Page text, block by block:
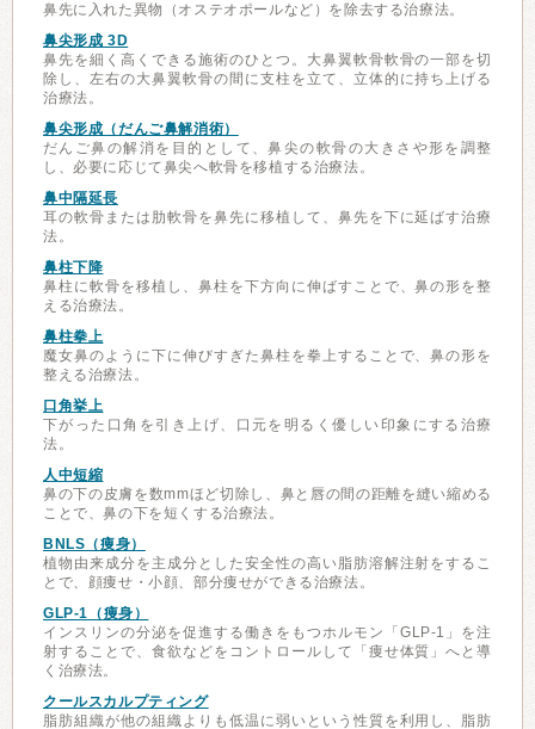
鼻先に入れた異物（オステオポールなど）を除去する治療法。
鼻尖形成 3D
鼻先を細く高くできる施術のひとつ。大鼻翼軟骨軟骨の一部を切
除し、左右の大鼻翼軟骨の間に支柱を立て、立体的に持ち上げる
治療法。
鼻尖形成（だんご鼻解消術）
だんご鼻の解消を目的として、鼻尖の軟骨の大きさや形を調整
し、必要に応じて鼻尖へ軟骨を移植する治療法。
鼻中隔延長
耳の軟骨または肋軟骨を鼻先に移植して、鼻先を下に延ばす治療
法。
鼻柱下降
鼻柱に軟骨を移植し、鼻柱を下方向に伸ばすことで、鼻の形を整
える治療法。
鼻柱拳上
魔女鼻のように下に伸びすぎた鼻柱を拳上することで、鼻の形を
整える治療法。
口角挙上
下がった口角を引き上げ、口元を明るく優しい印象にする治療
法。
人中短縮
鼻の下の皮膚を数mmほど切除し、鼻と唇の間の距離を縫い縮める
ことで、鼻の下を短くする治療法。
BNLS（痩身）
植物由来成分を主成分とした安全性の高い脂肪溶解注射をするこ
とで、顔痩せ・小顔、部分痩せができる治療法。
GLP-1（痩身）
インスリンの分泌を促進する働きをもつホルモン「GLP-1」を注
射することで、食欲などをコントロールして「痩せ体質」へと導
く治療法。
クールスカルプティング
脂肪組織が他の組織よりも低温に弱いという性質を利用し、脂肪